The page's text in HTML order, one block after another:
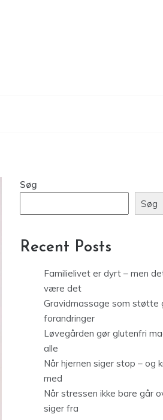
Søg
Søg
Recent Posts
Familielivet er dyrt – men
være det
Gravidmassage som støtte
forandringer
Løvegården gør glutenfri
alle
Når hjernen siger stop – og
med
Når stressen ikke bare går
siger fra